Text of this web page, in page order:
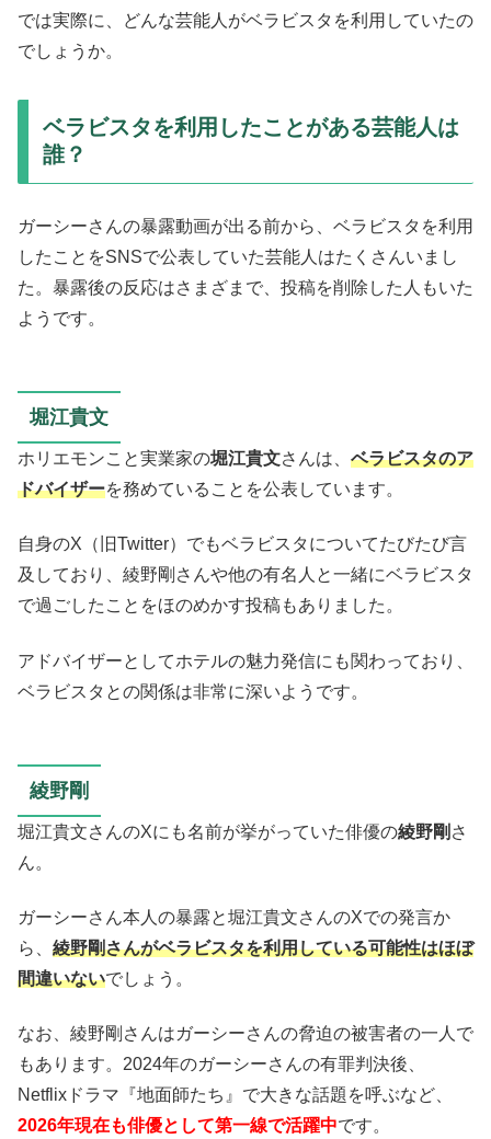
では実際に、どんな芸能人がベラビスタを利用していたの
でしょうか。
ベラビスタを利用したことがある芸能人は
誰？
ガーシーさんの暴露動画が出る前から、ベラビスタを利用
したことをSNSで公表していた芸能人はたくさんいまし
た。暴露後の反応はさまざまで、投稿を削除した人もいた
ようです。
堀江貴文
ホリエモンこと実業家の堀江貴文さんは、 ベラビスタのア
ドバイザーを務めていることを公表しています。
自身のX（旧Twitter）でもベラビスタについてたびたび言
及しており、綾野剛さんや他の有名人と一緒にベラビスタ
で過ごしたことをほのめかす投稿もありました。
アドバイザーとしてホテルの魅力発信にも関わっており、
ベラビスタとの関係は非常に深いようです。
綾野剛
堀江貴文さんのXにも名前が挙がっていた俳優の綾野剛 さ
ん。
ガーシーさん本人の暴露と堀江貴文さんのXでの発言か
ら、 綾野剛さんがベラビスタを利用している可能性はほぼ
間違いないでしょう。
なお、綾野剛さんはガーシーさんの脅迫の被害者の一人で
もあります。2024年のガーシーさんの有罪判決後、
Netflixドラマ『地面師たち』で大きな話題を呼ぶなど、
2026年現在も俳優として第一線で活躍中です。